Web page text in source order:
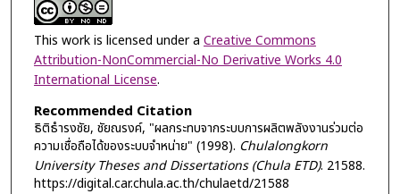
This work is licensed under a Creative Commons
Attribution-NonCommercial-No Derivative Works 4.0
International License.
Recommended Citation
ธิติธำรงชัย, ชัยณรงค์, "ผลกระทบจากระบบการผลิตพลังงานร่วมต่อ
ความเชื่อถือได้ของระบบจำหน่าย" (1998). Chulalongkorn
University Theses and Dissertations (Chula ETD). 21588.
https://digital.car.chula.ac.th/chulaetd/21588